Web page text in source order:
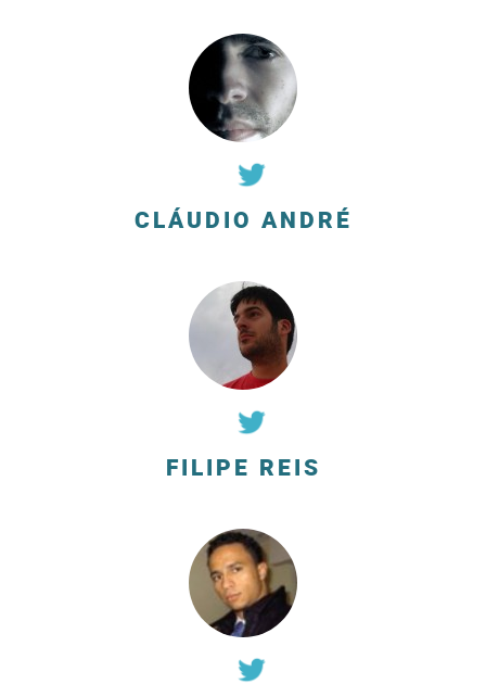
CLÁUDIO ANDRÉ
FILIPE REIS